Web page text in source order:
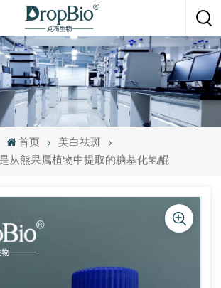
首页
美白祛斑
从熊果属植物中提取的糖基化氢醌